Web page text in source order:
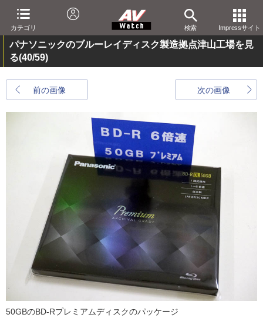
カテゴリ 検索 Impressサイト
パナソニックのブルーレイディスク製造拠点津山工場を見
る(40/59)
前の画像 次の画像
50GBのBD-Rプレミアムディスクのパッケージ